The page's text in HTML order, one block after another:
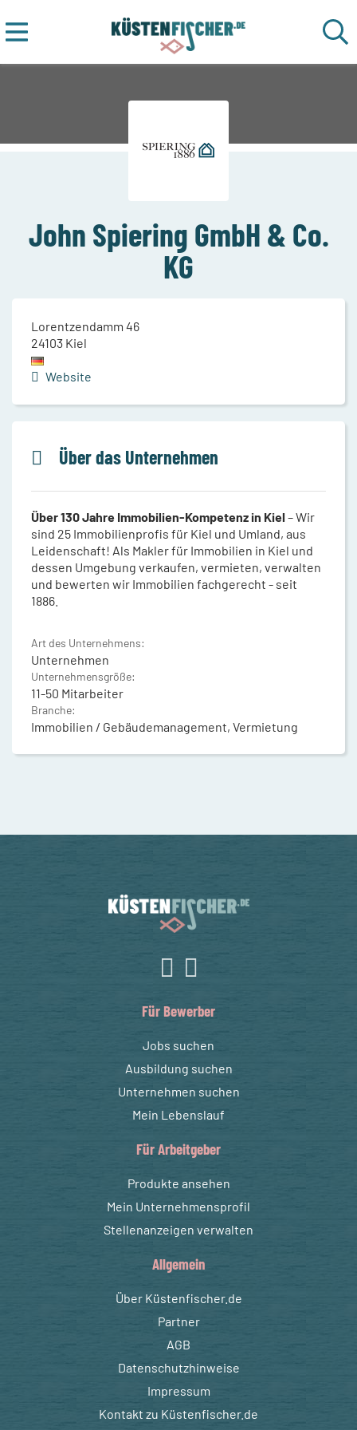
John Spiering GmbH & Co.
KG
Lorentzendamm 46
24103 Kiel
Website
Über das Unternehmen
Über 130 Jahre Immobilien-Kompetenz in Kiel – Wir
sind 25 Immobilienprofis für Kiel und Umland, aus
Leidenschaft! Als Makler für Immobilien in Kiel und
dessen Umgebung verkaufen, vermieten, verwalten
und bewerten wir Immobilien fachgerecht - seit
1886.
Art des Unternehmens:
Unternehmen
Unternehmensgröße:
11-50 Mitarbeiter
Branche:
Immobilien / Gebäudemanagement, Vermietung
Für Bewerber
Jobs suchen
Ausbildung suchen
Unternehmen suchen
Mein Lebenslauf
Für Arbeitgeber
Produkte ansehen
Mein Unternehmensprofil
Stellenanzeigen verwalten
Allgemein
Über Küstenfischer.de
Partner
AGB
Datenschutzhinweise
Impressum
Kontakt zu Küstenfischer.de